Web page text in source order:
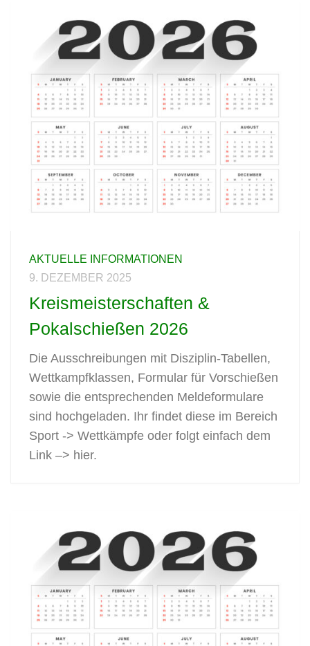
AKTUELLE INFORMATIONEN
9. DEZEMBER 2025
Kreismeisterschaften &
Pokalschießen 2026
Die Ausschreibungen mit Disziplin-Tabellen,
Wettkampfklassen, Formular für Vorschießen
sowie die entsprechenden Meldeformulare
sind hochgeladen. Ihr findet diese im Bereich
Sport -> Wettkämpfe oder folgt einfach dem
Link –> hier.